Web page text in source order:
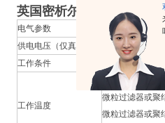
英国密析尔ES20紧凑型
电气参数
供电电压（仅真空泵）
230 V AC**
工作条件
工作温度
配备以下装置的
微粒过滤器或聚
微粒过滤器或聚